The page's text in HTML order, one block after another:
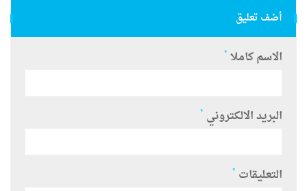
أضف تعليق
الاسم كاملا *
البريد الالكتروني *
التعليقات *